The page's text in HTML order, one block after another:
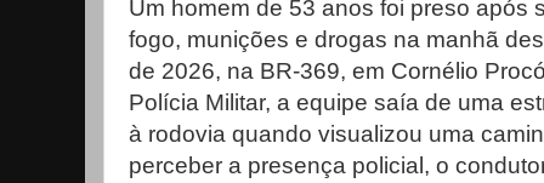
Um homem de 53 anos foi preso após
fogo, munições e drogas na manhã
de 2026, na BR-369, em Cornélio
Polícia Militar, a equipe saía de uma
à rodovia quando visualizou uma
perceber a presença policial, o